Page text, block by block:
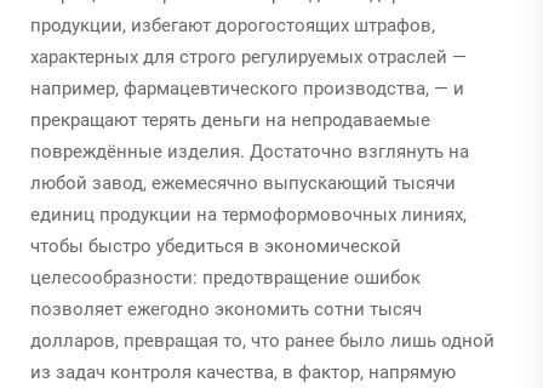
продукции, избегают дорогостоящих штрафов,
характерных для строго регулируемых отраслей —
например, фармацевтического производства, — и
прекращают терять деньги на непродаваемые
повреждённые изделия. Достаточно взглянуть на
любой завод, ежемесячно выпускающий тысячи
единиц продукции на термоформовочных линиях,
чтобы быстро убедиться в экономической
целесообразности: предотвращение ошибок
позволяет ежегодно экономить сотни тысяч
долларов, превращая то, что ранее было лишь одной
из задач контроля качества, в фактор, напрямую